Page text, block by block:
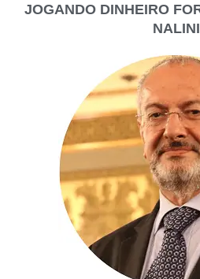
JOGANDO DINHEIRO
NALINI